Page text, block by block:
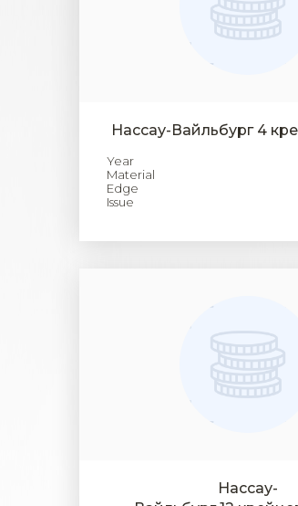
Нассау-Вайльбург 4
Year
Material
Edge
Issue
Нассау-